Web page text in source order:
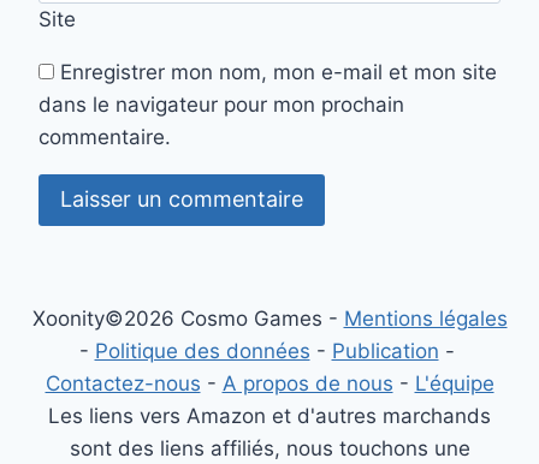
Site
Enregistrer mon nom, mon e-mail et mon site
dans le navigateur pour mon prochain
commentaire.
Xoonity©2026 Cosmo Games - Mentions légales
- Politique des données - Publication -
Contactez-nous - A propos de nous - L'équipe
Les liens vers Amazon et d'autres marchands
sont des liens affiliés, nous touchons une